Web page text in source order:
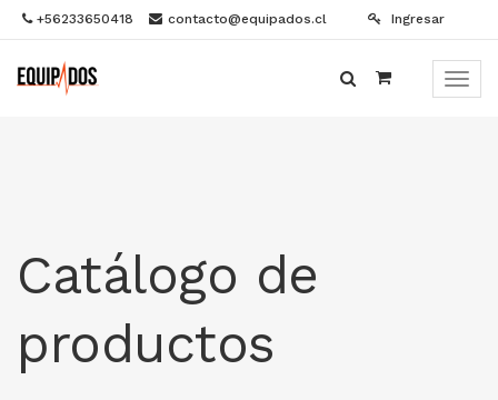
+56233650418 contacto@equipados.cl Ingresar
Menú
Catálogo de
productos